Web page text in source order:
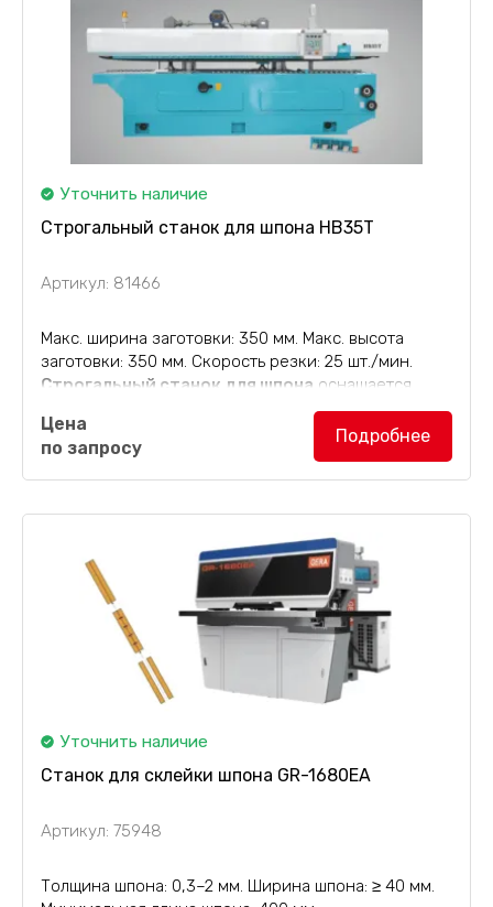
Уточнить наличие
Строгальный станок для шпона HB35T
Артикул: 81466
Макс. ширина заготовки: 350 мм. Макс. высота
заготовки: 350 мм. Скорость резки: 25 шт./мин.
Строгальный станок для шпона оснащается
возвратным столом, системой управления Siemens
и энкодером Autonics. Допуск по толщине
составляет ±...
Цена
по запросу
Подробнее
Уточнить наличие
Станок для склейки шпона GR-1680EA
Артикул: 75948
Толщина шпона: 0,3–2 мм. Ширина шпона: ≥ 40 мм.